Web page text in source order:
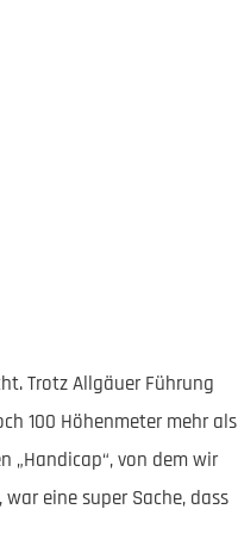
Trotz Allgäuer Führung
100 Höhenmeter mehr als
„Handicap“, von dem wir
eine super Sache, dass